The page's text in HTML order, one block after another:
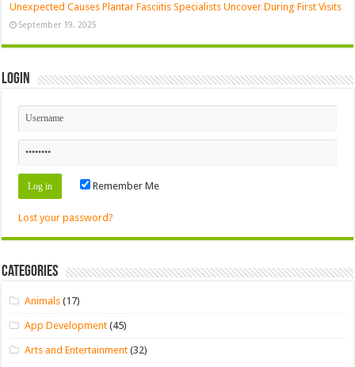
Unexpected Causes Plantar Fasciitis Specialists Uncover During First Visits
September 19, 2025
Login
Remember Me
Lost your password?
Categories
Animals (17)
App Development (45)
Arts and Entertainment (32)